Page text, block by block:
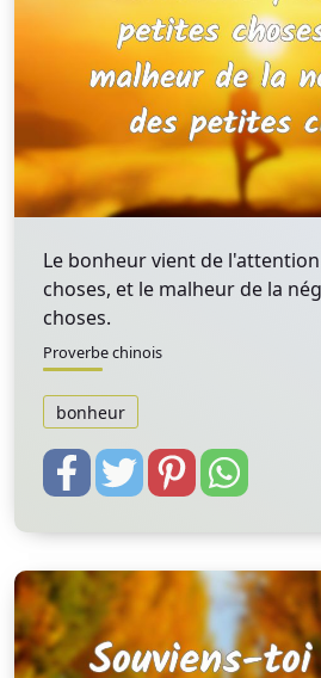
Le bonheur vient de
choses, et le malheur de la
choses.
Proverbe chinois
bonheur